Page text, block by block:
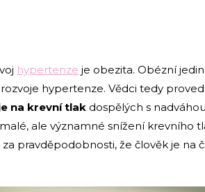
hypertenze je obezita. Obézní
hypertenze. Vědci tedy
na krevní tlak dospělých s
ale významné snížení krevního
pravděpodobnosti, že člověk je na